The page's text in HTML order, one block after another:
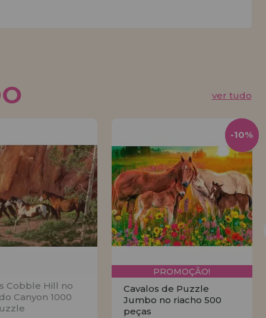
ver tudo
Cobble Hill no
Canyon 1000
PROMOÇÃO!
Cavalos de Puzzle
Jumbo no riacho 500
peças
-10%